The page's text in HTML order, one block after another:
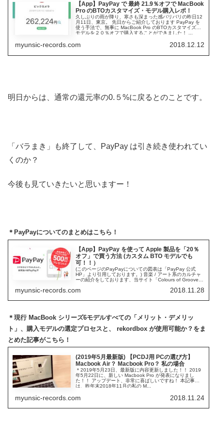
【App】PayPay で 最終 21.9％オフで MacBook
Pro のBTOカスタマイズ・モデル購入レポ！
久しぶりの雨が降り、寒さも深まった感バリバリの昨日12
月11日、東京。 先日からご紹介しております PayPay を
使う手法で、無事に MacBook Pro のBTOカスタマイズ・
モデルを２０％オフで購入することができました！ ...
myunsic-records.com 2018.12.12
明日からは、通常の還元率の0.５%に戻るとのことです。
「バラまき」も終了して、PayPay は引き続き使われてい
くのか？
今後も見ていきたいと思いますー！
＊PayPayについてのまとめはこちら！
【App】PayPay を使って Apple 製品を「20％
オフ」で買う方法 (カスタム BTO モデルでも
可！！）
(このページのPayPayについての図表は「PayPay 公式
HP」より引用しております。) 音楽 / アート系のカルチャ
ーの紹介をしております、当サイト「Colours of Groove -
myunsic-records.com 2018.11.28
＊現行 MacBook シリーズ6モデルすべての「メリット・デメリッ
ト」、購入モデルの選定プロセスと、 rekordbox が使用可能か？をま
とめた記事がこちら！
(2019年5月最新版) 【PCDJ用 PCの選び方】
Macbook Air？ Macbook Pro？ 私の場合
＊2019年5月23日、最新版に内容更新しました！！ 2019
年5月22日に、新しい Macbook Pro が発表になりまし
た！！ アップデート、非常に喜ばしいですね！ 本記事
は、昨年末2018年11月の私の M...
myunsic-records.com 2018.11.24